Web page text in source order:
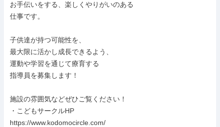
お手伝いをする、楽しくやりがいのある
仕事です。
子供達が持つ可能性を、
最大限に活かし成長できるよう、
運動や学習を通じて療育する
指導員を募集します！
施設の雰囲気などぜひご覧ください！
・こどもサークルHP
https://www.kodomocircle.com/